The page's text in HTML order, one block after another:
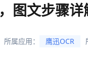
图文步骤详
所属应用： 鹰迅OCR